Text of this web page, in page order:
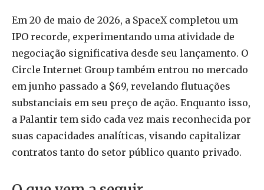
Em 20 de maio de 2026, a SpaceX completou um
IPO recorde, experimentando uma atividade de
negociação significativa desde seu lançamento. O
Circle Internet Group também entrou no mercado
em junho passado a $69, revelando flutuações
substanciais em seu preço de ação. Enquanto isso,
a Palantir tem sido cada vez mais reconhecida por
suas capacidades analíticas, visando capitalizar
contratos tanto do setor público quanto privado.